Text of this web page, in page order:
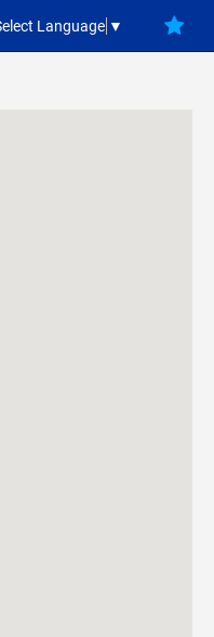
Language ▼